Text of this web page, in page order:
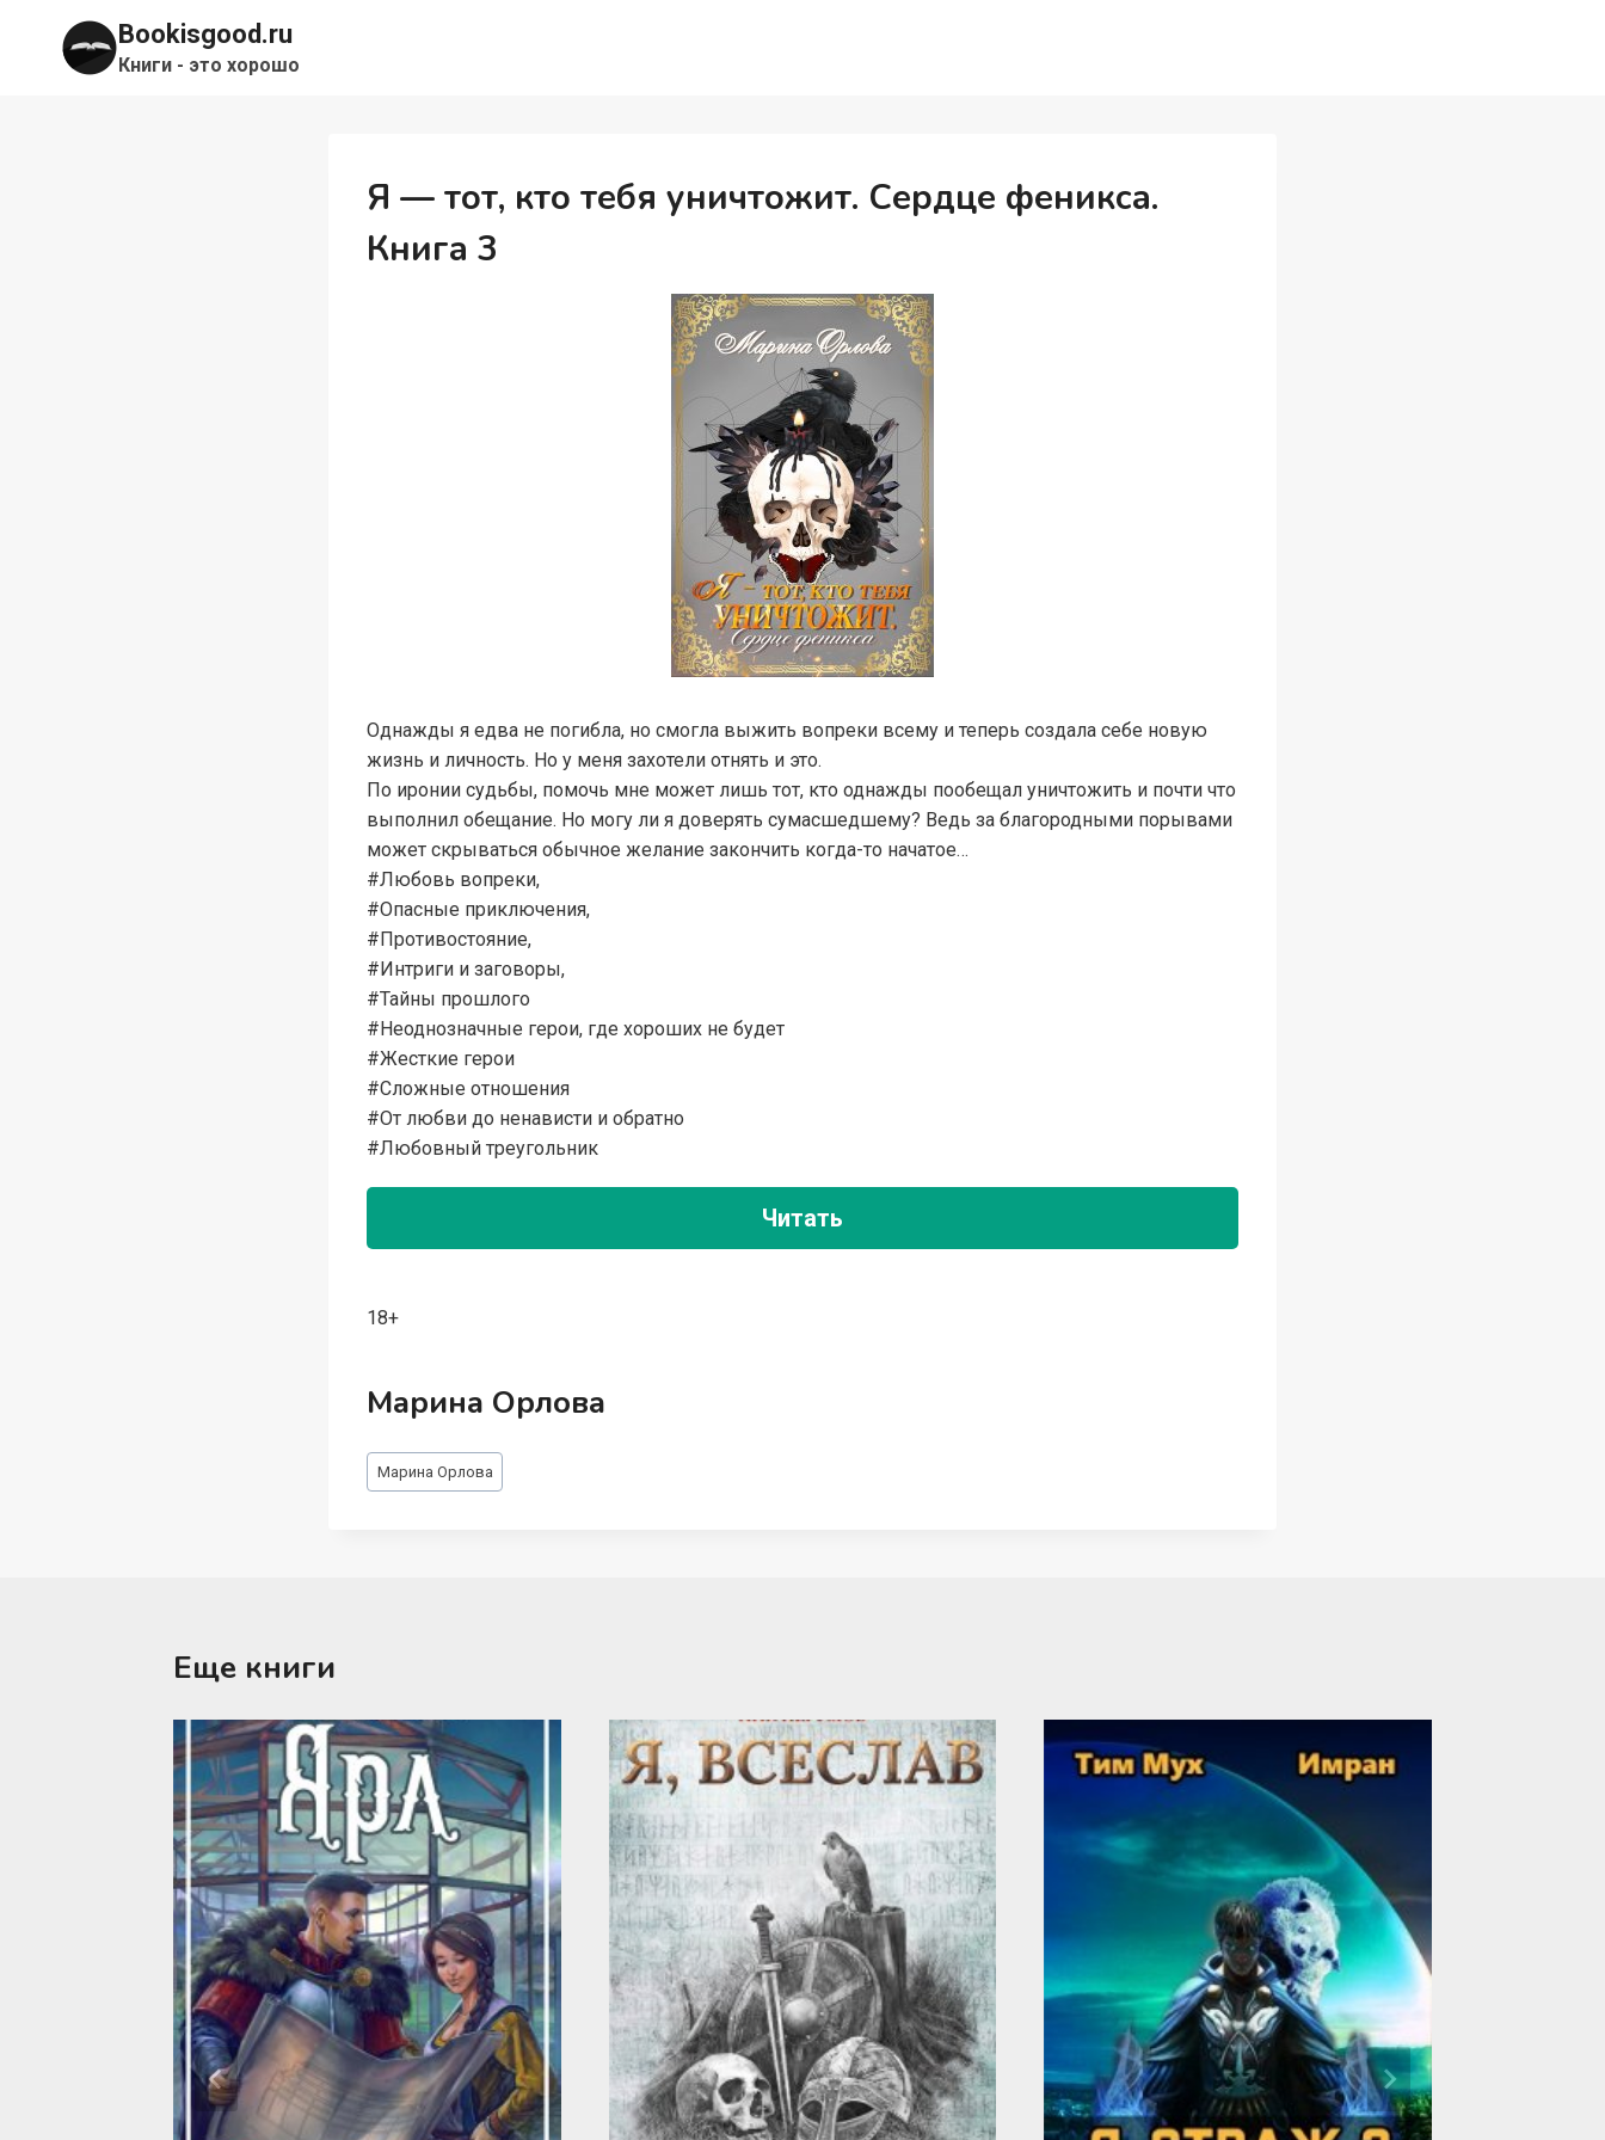
содержимому
Bookisgood.ru
Книги - это хорошо
Я — тот, кто тебя уничтожит. Сердце феникса.
Книга 3
Однажды я едва не погибла, но смогла выжить вопреки всему и теперь создала себе новую
жизнь и личность. Но у меня захотели отнять и это.
По иронии судьбы, помочь мне может лишь тот, кто однажды пообещал уничтожить и почти что
выполнил обещание. Но могу ли я доверять сумасшедшему? Ведь за благородными порывами
может скрываться обычное желание закончить когда-то начатое…
#Любовь вопреки,
#Опасные приключения,
#Противостояние,
#Интриги и заговоры,
#Тайны прошлого
#Неоднозначные герои, где хороших не будет
#Жесткие герои
#Сложные отношения
#От любви до ненависти и обратно
#Любовный треугольник
Читать
18+
Марина Орлова
Метки
записи:
Марина Орлова
Еще книги